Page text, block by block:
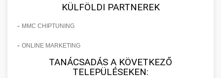
KÜLFÖLDI PARTNEREK
- MMC CHIPTUNING
- ONLINE MARKETING
TANÁCSADÁS A KÖVETKEZŐ
TELEPÜLÉSEKEN: